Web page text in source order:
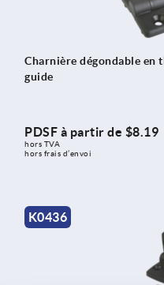
Charnière dégondable en
guide
PDSF à partir de $8.19
hors TVA
hors frais d’envoi
K0436